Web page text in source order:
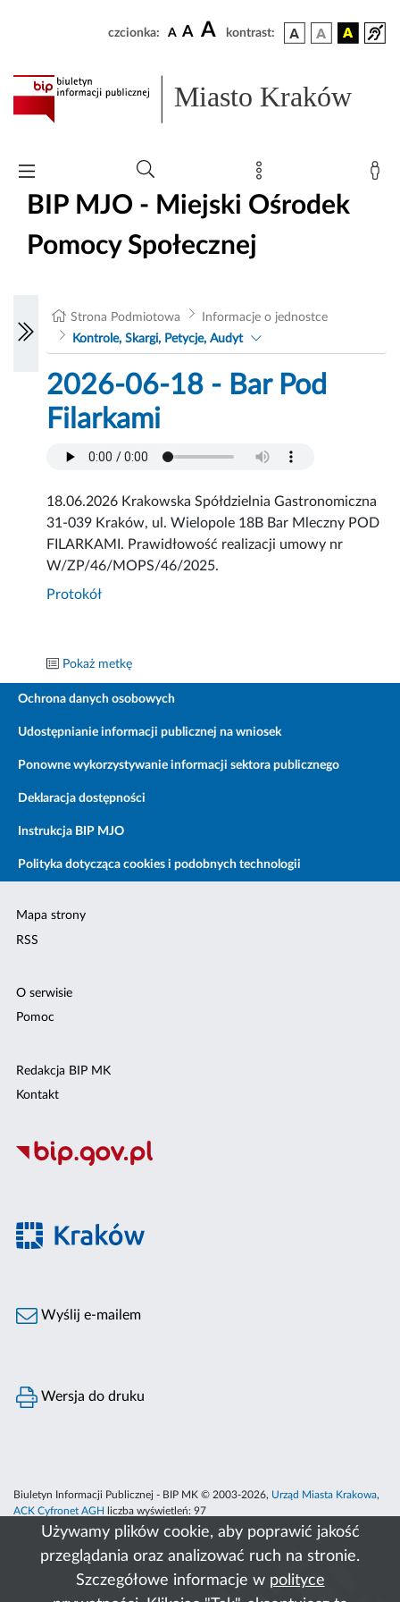
Używamy plików cookie, aby poprawić jakość
przeglądania oraz analizować ruch na stronie.
Szczegółowe informacje w polityce
czcionka: A A A kontrast:
Miasto Kraków
BIP MJO - Miejski Ośrodek
Pomocy Społecznej
Strona Podmiotowa
Informacje o jednostce
Kontrole, Skargi, Petycje, Audyt
2026-06-18 - Bar Pod
Filarkami
18.06.2026 Krakowska Spółdzielnia Gastronomiczna
31-039 Kraków, ul. Wielopole 18B Bar Mleczny POD
FILARKAMI. Prawidłowość realizacji umowy nr
W/ZP/46/MOPS/46/2025.
Protokół
Pokaż metkę
Ochrona danych osobowych
Udostępnianie informacji publicznej na wniosek
Ponowne wykorzystywanie informacji sektora publicznego
Deklaracja dostępności
Instrukcja BIP MJO
Polityka dotycząca cookies i podobnych technologii
Mapa strony
RSS
O serwisie
Pomoc
Redakcja BIP MK
Kontakt
Wyślij e-mailem
Wersja do druku
Biuletyn Informacji Publicznej - BIP MK © 2003-2026, Urząd Miasta Krakowa,
ACK Cyfronet AGH
liczba wyświetleń: 97